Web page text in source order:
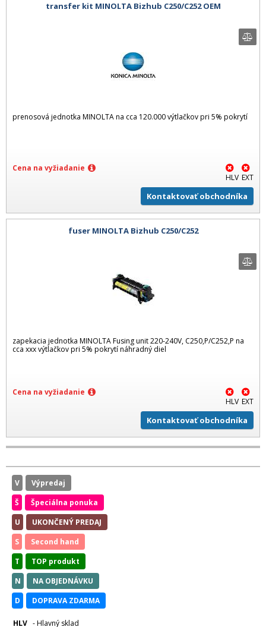
transfer kit MINOLTA Bizhub C250/C252 OEM
prenosová jednotka MINOLTA na cca 120.000 výtlačkov pri 5% pokrytí
Cena na vyžiadanie
HLV EXT
Kontaktovať obchodníka
fuser MINOLTA Bizhub C250/C252
zapekacia jednotka MINOLTA Fusing unit 220-240V, C250,P/C252,P na
cca xxx výtlačkov pri 5% pokrytí náhradný diel
Cena na vyžiadanie
HLV EXT
Kontaktovať obchodníka
V
Výpredaj
Š
Špeciálna ponuka
U
UKONČENÝ PREDAJ
S
Second hand
T
TOP produkt
N
NA OBJEDNÁVKU
D
DOPRAVA ZDARMA
HLV - Hlavný sklad